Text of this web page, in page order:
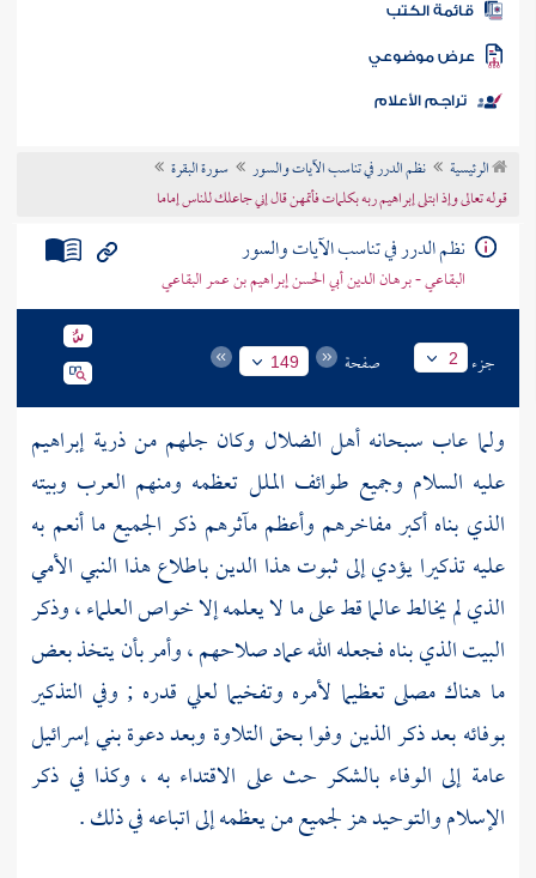
المكتبة
الكتب
موضوعي
تراجم الأعلام
الرئيسية نظم الدرر في تناسب الآيات والسور
سورة البقرة
قوله تعالى وإذ ابتلى إبراهيم ربه بكلمات فأتمهن قال إني جاعلك للناس إماما
نظم الدرر في تناسب الآيات والسور
البقاعي - برهان الدين أبي الحسن إبراهيم بن عمر البقاعي
جزء 2 صفحة 149
ولما عاب سبحانه أهل الضلال وكان جلهم من ذريةإبراهيم
عليه السلام وجميع طوائف الملل تعظمه ومنهم العرب وبيته
الذي بناه أكبر مفاخرهم وأعظم مآثرهم ذكر الجميع ما أنعم به
عليه تذكيرا يؤدي إلى ثبوت هذا الدين باطلاع هذا النبي الأمي
الذي لم يخالط عالما قط على ما لا يعلمه إلا خواص العلماء ، وذكر
البيت الذي بناه فجعله الله عماد صلاحهم ، وأمر بأن يتخذ بعض
ما هناك مصلى تعظيما لأمره وتفخيما لعلي قدره ; وفي التذكير
بوفائه بعد ذكر الذين وفوا بحق التلاوة وبعد دعوة بني إسرائيل
عامة إلى الوفاء بالشكر حث على الاقتداء به ، وكذا في ذكر
الإسلام والتوحيد هز لجميع من يعظمه إلى اتباعه في ذلك .